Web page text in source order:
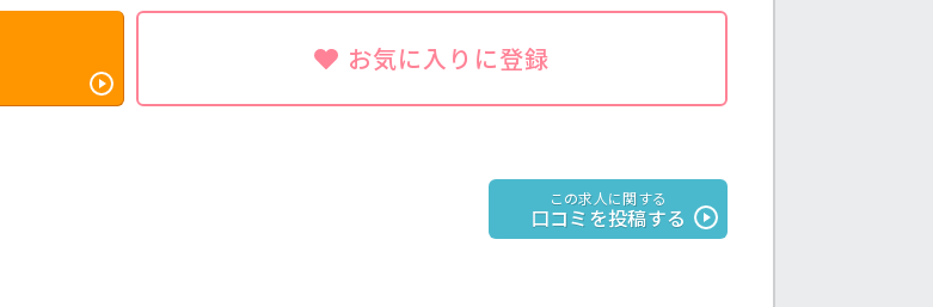
お気に入りに登録
この求人に関する
口コミを投稿する